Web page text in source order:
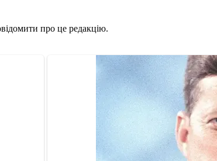
про це редакцію.